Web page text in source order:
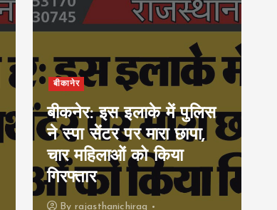
बीकानेर
बीकनेर: इस इलाके में पुलिस
ने स्पा सेंटर पर मारा छापा,
चार महिलाओं को किया
गिरफ्तार
By rajasthanichirag